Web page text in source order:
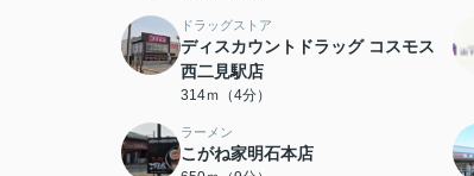
ドラッグストア
ディスカウントドラッグ コスモス
西二見駅店
314ｍ（4分）
ラーメン
こがね家明石本店